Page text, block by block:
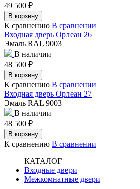
49 500 ₽
В корзину
К сравнению В сравнении
Входная дверь Орлеан 26
Эмаль RAL 9003
В наличии
48 500 ₽
В корзину
К сравнению В сравнении
Входная дверь Орлеан 27
Эмаль RAL 9003
В наличии
48 500 ₽
В корзину
К сравнению В сравнении
КАТАЛОГ
Входные двери
Межкомнатные двери